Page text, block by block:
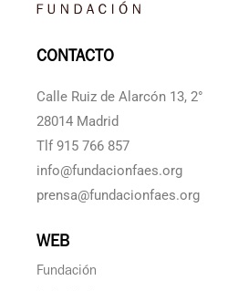
CONTACTO
Calle Ruiz de Alarcón 13, 2°
28014 Madrid
Tlf 915 766 857
info@fundacionfaes.org
prensa@fundacionfaes.org
WEB
Fundación